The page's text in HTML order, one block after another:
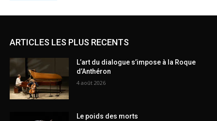
ARTICLES LES PLUS RECENTS
L’art du dialogue s’impose à la Roque
d’Anthéron
4 août 2026
Le poids des morts